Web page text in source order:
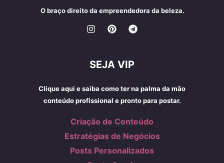
O braço direito da empreendedora da beleza.
SEJA VIP
Clique aqui e saiba como ter na palma da mão
conteúdo profissional e pronto para postar.
Criação de Conteúdo
Estratégias de Negócios
Posts Personalizados